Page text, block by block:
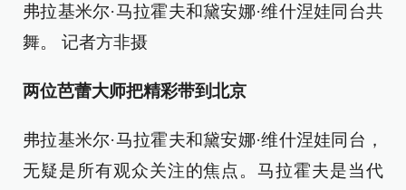
弗拉基米尔·马拉霍夫和黛安娜·维什涅娃同台共
舞。 记者方非摄
两位芭蕾大师把精彩带到北京
弗拉基米尔·马拉霍夫和黛安娜·维什涅娃同台，
无疑是所有观众关注的焦点。马拉霍夫是当代